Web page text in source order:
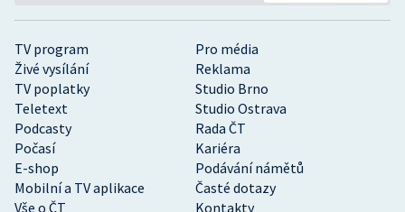
TV program
Pro média
Živé vysílání
Reklama
TV poplatky
Studio Brno
Teletext
Studio Ostrava
Podcasty
Rada ČT
Počasí
Kariéra
E-shop
Podávání námětů
Mobilní a TV aplikace
Časté dotazy
Vše o ČT
Kontakty